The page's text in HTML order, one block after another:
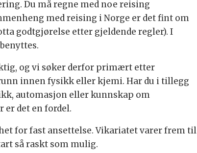
Du må regne med noe reising
med reising i Norge er det fint om
godtgjørelse etter gjeldende regler). I
og vi søker derfor primært etter
innen fysikk eller kjemi. Har du i tillegg
automasjon eller kunnskap om
det en fordel.
for fast ansettelse. Vikariatet varer frem til
så raskt som mulig.